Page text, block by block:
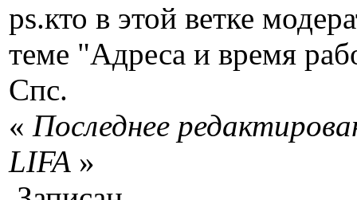
ps.кто в этой ветке
теме "Адреса и время
Спс.
« Последнее
LIFA »